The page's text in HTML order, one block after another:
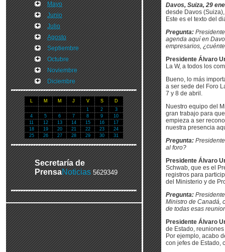
Mayo
Junio
Julio
Agosto
Septiembre
Octubre
Noviembre
Diciembre
L M M J V S
D
1
2
3
4
5 6 7 8 9
10
11
12 13 14 15 16
17
18
19 20 21 22 23
24
25
26 27 28 29 30 31
Secretaría de
PrensaNoticias 5629349
Davos, Suiza, 29
desde Davos
Este es el texto del
Pregunta:
agenda aquí en
empresarios,
Presidente Álvaro
La W, a todos los
Bueno, lo más
a ser sede del Foro
7 y 8 de abril.
Nuestro equipo del
gran trabajo para
empieza a ser
nuestra presencia
Pregunta:
al foro?
Presidente Álvaro
Schwab, que es el
registros para
del Ministerio y de
Pregunta:
Ministro de Canadá,
de todas esas
Presidente Álvaro
de Estado,
Por ejemplo, acabo
con jefes de Estado,